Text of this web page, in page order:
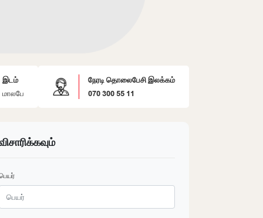
இடம்
மாலபே
நேரடி தொலைபேசி இலக்கம்
070 300 55 11